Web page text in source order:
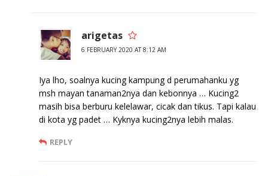
arigetas
6 FEBRUARY 2020 AT 8:12 AM
Iya lho, soalnya kucing kampung d perumahanku yg
msh mayan tanaman2nya dan kebonnya … Kucing2
masih bisa berburu kelelawar, cicak dan tikus. Tapi kalau
di kota yg padet … Kyknya kucing2nya lebih malas.
REPLY